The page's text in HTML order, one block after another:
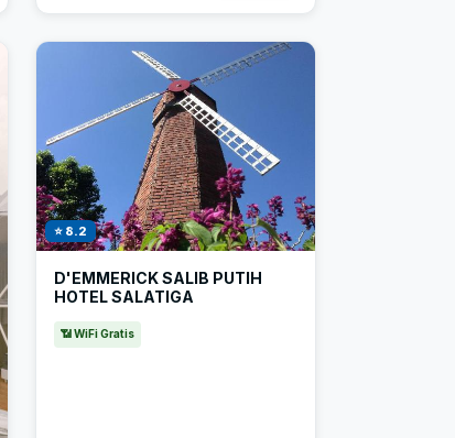
⭐ 8.2
D'EMMERICK SALIB PUTIH
HOTEL SALATIGA
📶 WiFi Gratis